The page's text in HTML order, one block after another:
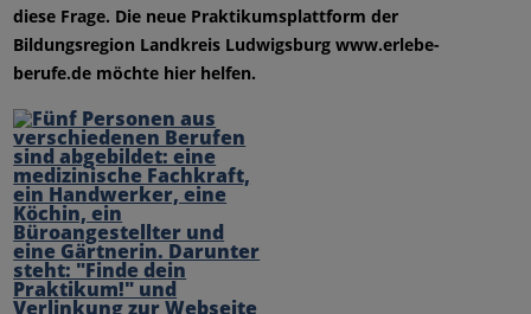
diese Frage. Die neue Praktikumsplattform der
Bildungsregion Landkreis Ludwigsburg www.erlebe-
berufe.de möchte hier helfen.